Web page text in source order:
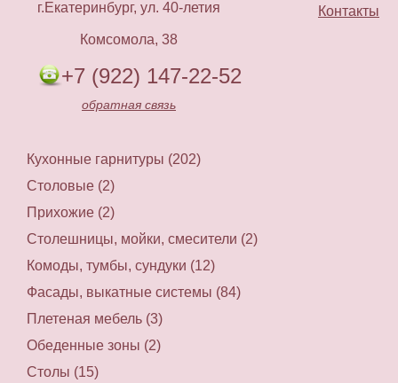
Контакты
г.Екатеринбург, ул. 40-летия
Комсомола, 38
+7 (922) 147-22-52
обратная связь
Кухонные гарнитуры (202)
Столовые (2)
Прихожие (2)
Столешницы, мойки, смесители (2)
Комоды, тумбы, сундуки (12)
Фасады, выкатные системы (84)
Плетеная мебель (3)
Обеденные зоны (2)
Столы (15)